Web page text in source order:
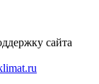
сайта